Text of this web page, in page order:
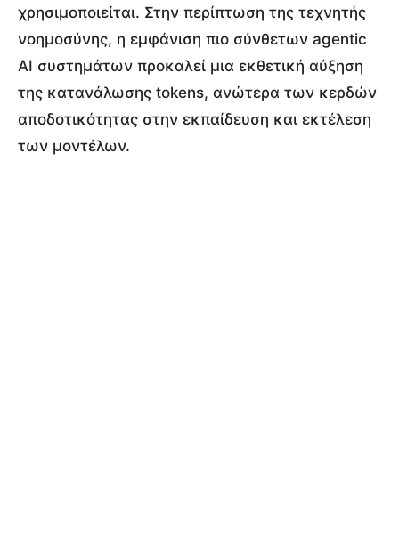
χρησιμοποιείται. Στην περίπτωση της τεχνητής
νοημοσύνης, η εμφάνιση πιο σύνθετων agentic
AI συστημάτων προκαλεί μια εκθετική αύξηση
της κατανάλωσης tokens, ανώτερα των κερδών
αποδοτικότητας στην εκπαίδευση και εκτέλεση
των μοντέλων.